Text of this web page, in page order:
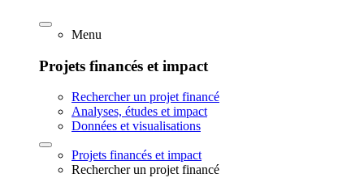
Menu
Projets financés et impact
Rechercher un projet financé
Analyses, études et impact
Données et visualisations
Projets financés et impact
Rechercher un projet financé